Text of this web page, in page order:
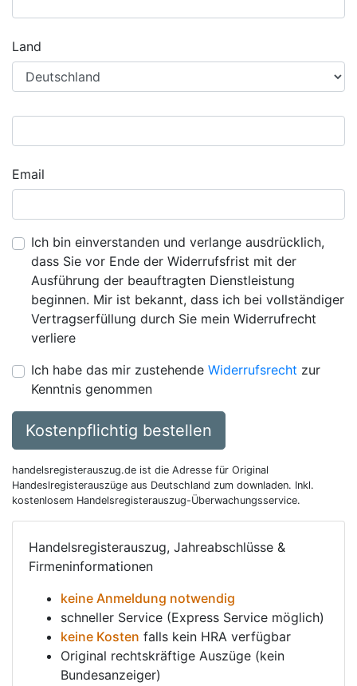
Land
Email
Ich bin einverstanden und verlange ausdrücklich,
dass Sie vor Ende der Widerrufsfrist mit der
Ausführung der beauftragten Dienstleistung
beginnen. Mir ist bekannt, dass ich bei vollständiger
Vertragserfüllung durch Sie mein Widerrufrecht
verliere
Ich habe das mir zustehende Widerrufsrecht zur
Kenntnis genommen
Kostenpflichtig bestellen
handelsregisterauszug.de ist die Adresse für Original
Handeslregisterauszüge aus Deutschland zum downladen. Inkl.
kostenlosem Handelsregisterauszug-Überwachungsservice.
Handelsregisterauszug, Jahreabschlüsse &
Firmeninformationen
keine Anmeldung notwendig
schneller Service (Express Service möglich)
keine Kosten falls kein HRA verfügbar
Original rechtskräftige Auszüge (kein
Bundesanzeiger)